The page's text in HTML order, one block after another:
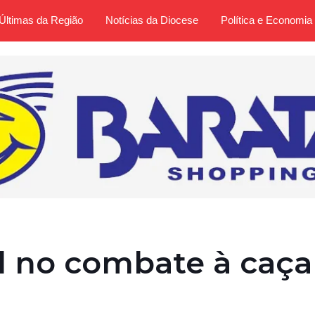
da Região Notícias da Diocese Política e Economia
combate à caça